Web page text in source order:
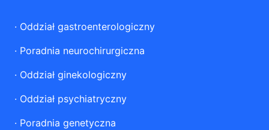
· Oddział gastroenterologiczny
· Poradnia neurochirurgiczna
· Oddział ginekologiczny
· Oddział psychiatryczny
· Poradnia genetyczna